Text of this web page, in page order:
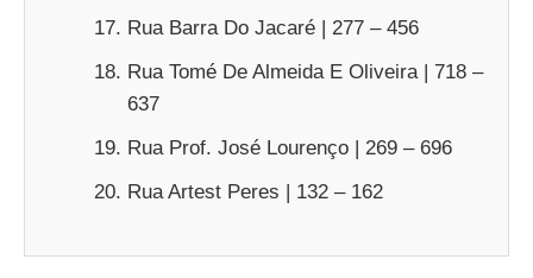
Rua Barra Do Jacaré | 277 – 456
Rua Tomé De Almeida E Oliveira | 718 –
637
Rua Prof. José Lourenço | 269 – 696
Rua Artest Peres | 132 – 162